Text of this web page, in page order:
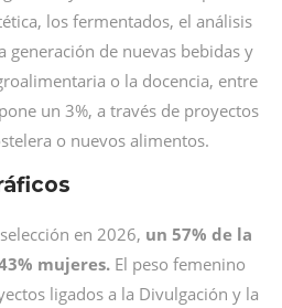
los fermentados, el análisis
generación de nuevas bebidas y
o la docencia, entre
un 3%, a través de proyectos
o nuevos alimentos.
en 2026, un 57% de la
mujeres. El peso femenino
ligados a la Divulgación y la